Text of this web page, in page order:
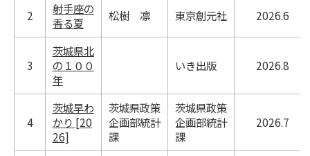
2
射手座の
香る夏
松樹 凛 東京創元社 2026.6
3
茨城県北
の１００
年
いき出版 2026.8
4
茨城早わ
かり [20
26]
茨城県政策
企画部統計
課
茨城県政策
企画部統計
課
2026.7